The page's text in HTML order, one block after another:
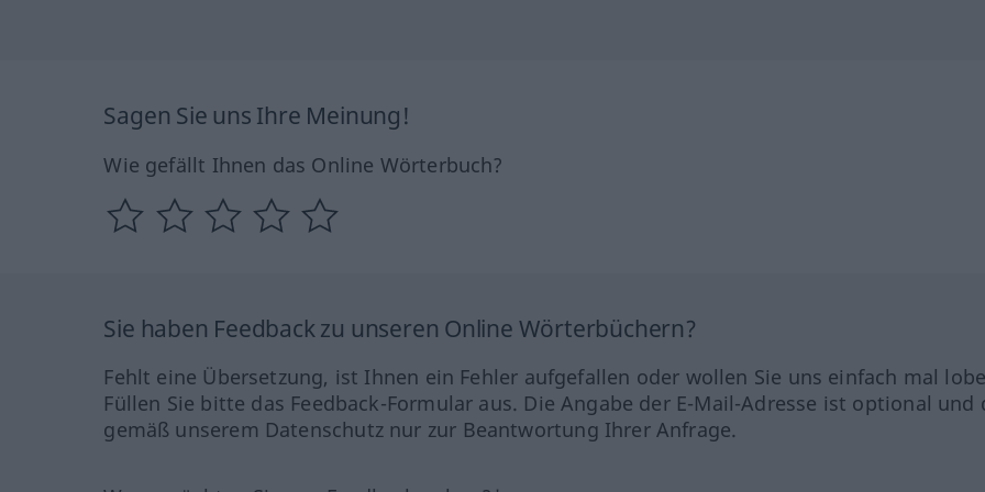
Sagen Sie uns Ihre Meinung!
Wie gefällt Ihnen das Online Wörterbuch?
Sie haben Feedback zu unseren Online Wörterbüchern?
Fehlt eine Übersetzung, ist Ihnen ein Fehler aufgefallen oder wollen Sie uns einfach mal
Füllen Sie bitte das Feedback-Formular aus. Die Angabe der E-Mail-Adresse ist optional und
gemäß unserem Datenschutz nur zur Beantwortung Ihrer Anfrage.